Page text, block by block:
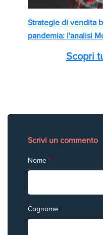
Strategie di vendita
pandemia: l'analisi
Scopri
Scrivi un commento
Nome*
Cognome